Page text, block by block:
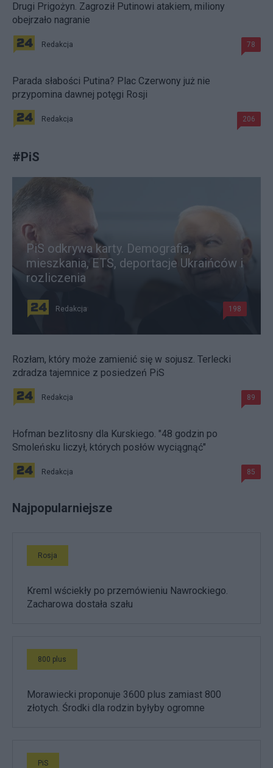
Drugi Prigożyn. Zagroził Putinowi atakiem, miliony
obejrzało nagranie
Redakcja 78
Parada słabości Putina? Plac Czerwony już nie
przypomina dawnej potęgi Rosji
Redakcja 206
#PiS
PiS odkrywa karty. Demografia,
mieszkania, ETS, deportacje Ukraińców i
rozliczenia
Redakcja 198
Rozłam, który może zamienić się w sojusz. Terlecki
zdradza tajemnice z posiedzeń PiS
Redakcja 89
Hofman bezlitosny dla Kurskiego. "48 godzin po
Smoleńsku liczył, których posłów wyciągnąć"
Redakcja 85
Najpopularniejsze
Rosja
Kreml wściekły po przemówieniu Nawrockiego.
Zacharowa dostała szału
800 plus
Morawiecki proponuje 3600 plus zamiast 800
złotych. Środki dla rodzin byłyby ogromne
PiS